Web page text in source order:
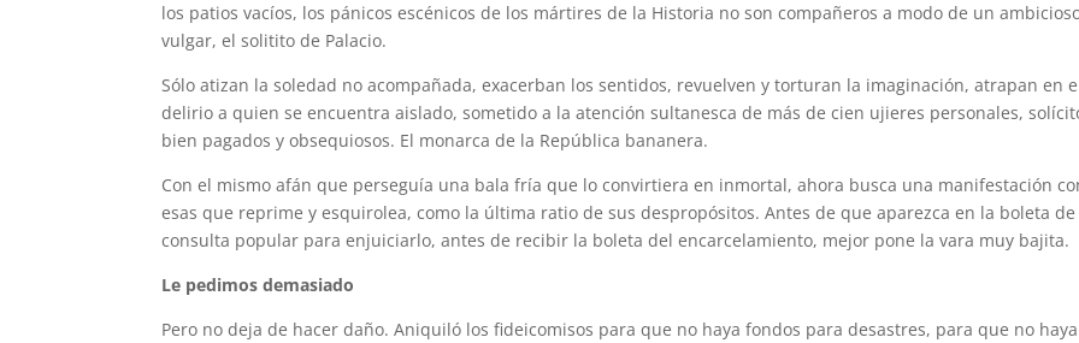
los patios vacíos, los pánicos escénicos de los mártires de la Historia no son compañeros a modo de un
vulgar, el solitito de Palacio.
Sólo atizan la soledad no acompañada, exacerban los sentidos, revuelven y torturan la imaginación, atrapan en
delirio a quien se encuentra aislado, sometido a la atención sultanesca de más de cien ujieres personales,
bien pagados y obsequiosos. El monarca de la República bananera.
Con el mismo afán que perseguía una bala fría que lo convirtiera en inmortal, ahora busca una manifestación
esas que reprime y esquirolea, como la última ratio de sus despropósitos. Antes de que aparezca en la boleta de
consulta popular para enjuiciarlo, antes de recibir la boleta del encarcelamiento, mejor pone la vara muy bajita.
Le pedimos demasiado
Pero no deja de hacer daño. Aniquiló los fideicomisos para que no haya fondos para desastres, para que no haya